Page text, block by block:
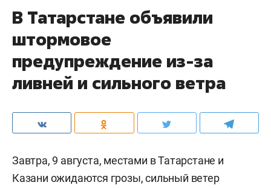
В Татарстане объявили
штормовое
предупреждение из-за
ливней и сильного ветра
Завтра, 9 августа, местами в Татарстане и
Казани ожидаются грозы, сильный ветер